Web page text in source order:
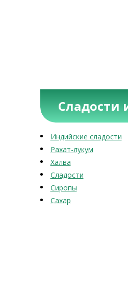
Сладости
Индийские сладости
Рахат-лукум
Халва
Сладости
Сиропы
Сахар